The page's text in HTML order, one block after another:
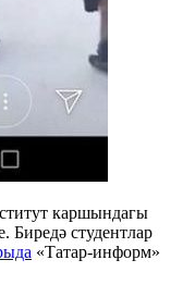
каршындагы
Биредә студентлар
«Татар-информ»